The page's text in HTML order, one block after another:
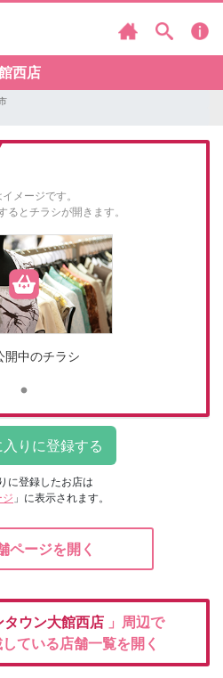
西店
メージです。
るとチラシが開きます。
開中のチラシ
に登録したお店は
ジ 」に表示されます。
ページを開く
タウン大館西店 」周辺で
ている店舗一覧を開く